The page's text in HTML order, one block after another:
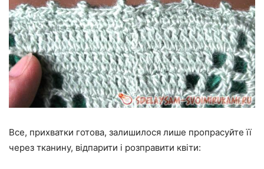
Все, прихватки готова, залишилося лише пропрасуйте її
через тканину, відпарити і розправити квіти: